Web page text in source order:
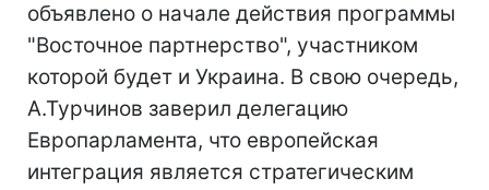
объявлено о начале действия программы
"Восточное партнерство", участником
которой будет и Украина. В свою очередь,
А.Турчинов заверил делегацию
Европарламента, что европейская
интеграция является стратегическим